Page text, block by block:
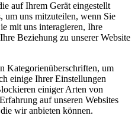
auf Ihrem Gerät eingestellt
um uns mitzuteilen, wenn Sie
mit uns interagieren, Ihre
Beziehung zu unserer Website
Kategorienüberschriften, um
einige Ihrer Einstellungen
einiger Arten von
auf unseren Websites
wir anbieten können.